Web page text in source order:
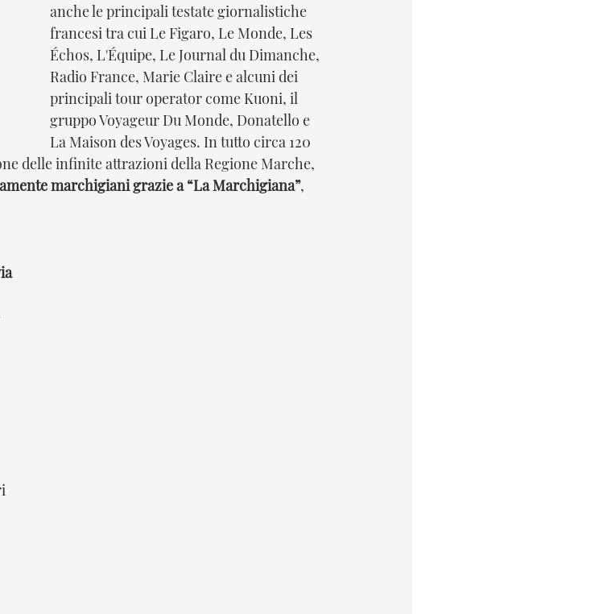
anche le principali testate giornalistiche
francesi tra cui Le Figaro, Le Monde, Les
Échos, L'Équipe, Le Journal du Dimanche,
Radio France, Marie Claire e alcuni dei
principali tour operator come Kuoni, il
gruppo Voyageur Du Monde, Donatello e
La Maison des Voyages. In tutto circa 120
delle infinite attrazioni della Regione Marche,
marchigiani grazie a “La Marchigiana”,